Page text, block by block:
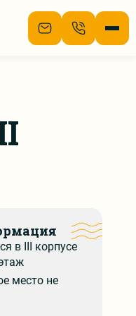
в III корпусе
место не